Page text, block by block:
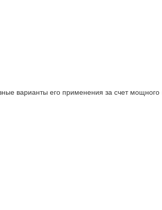
варианты его применения за счет